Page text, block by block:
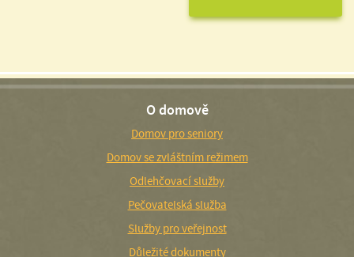
O domově
Domov pro seniory
Domov se zvláštním režimem
Odlehčovací služby
Pečovatelská služba
Služby pro veřejnost
Důležité dokumenty